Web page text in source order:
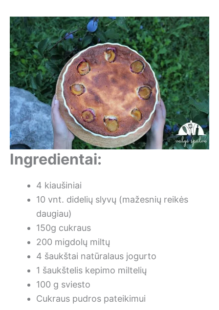
Ingredientai:
4 kiaušiniai
10 vnt. didelių slyvų (mažesnių reikės
daugiau)
150g cukraus
200 migdolų miltų
4 šaukštai natūralaus jogurto
1 šaukštelis kepimo miltelių
100 g sviesto
Cukraus pudros pateikimui